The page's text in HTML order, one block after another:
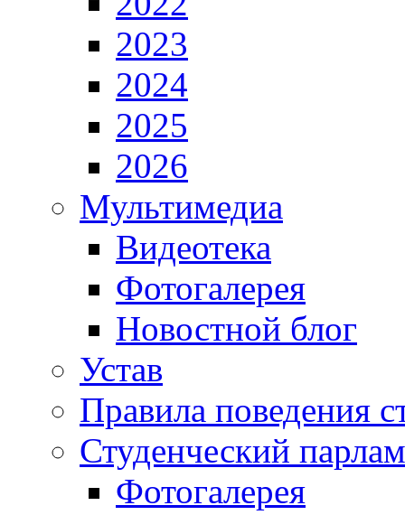
2023
2024
2025
2026
Мультимедиа
Видеотека
Фотогалерея
Новостной блог
Устав
Правила поведения
Студенческий
Фотогалерея